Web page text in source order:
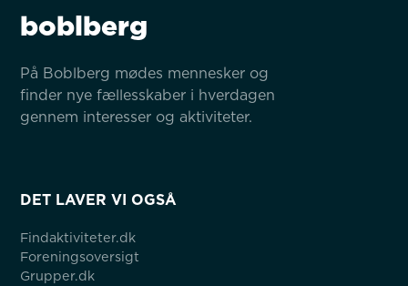
boblberg
På Boblberg mødes mennesker og
finder nye fællesskaber i hverdagen
gennem interesser og aktiviteter.
DET LAVER VI OGSÅ
Findaktiviteter.dk
Foreningsoversigt
Grupper.dk